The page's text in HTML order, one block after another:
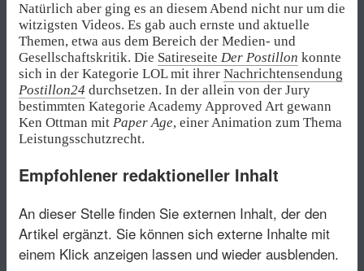
Natürlich aber ging es an diesem Abend nicht nur um die
witzigsten Videos. Es gab auch ernste und aktuelle
Themen, etwa aus dem Bereich der Medien- und
Gesellschaftskritik. Die Satireseite Der Postillon konnte
sich in der Kategorie LOL mit ihrer Nachrichtensendung
Postillon24 durchsetzen. In der allein von der Jury
bestimmten Kategorie Academy Approved Art gewann
Ken Ottman mit Paper Age, einer Animation zum Thema
Leistungsschutzrecht.
Empfohlener redaktioneller Inhalt
An dieser Stelle finden Sie externen Inhalt, der den
Artikel ergänzt. Sie können sich externe Inhalte mit
einem Klick anzeigen lassen und wieder ausblenden.